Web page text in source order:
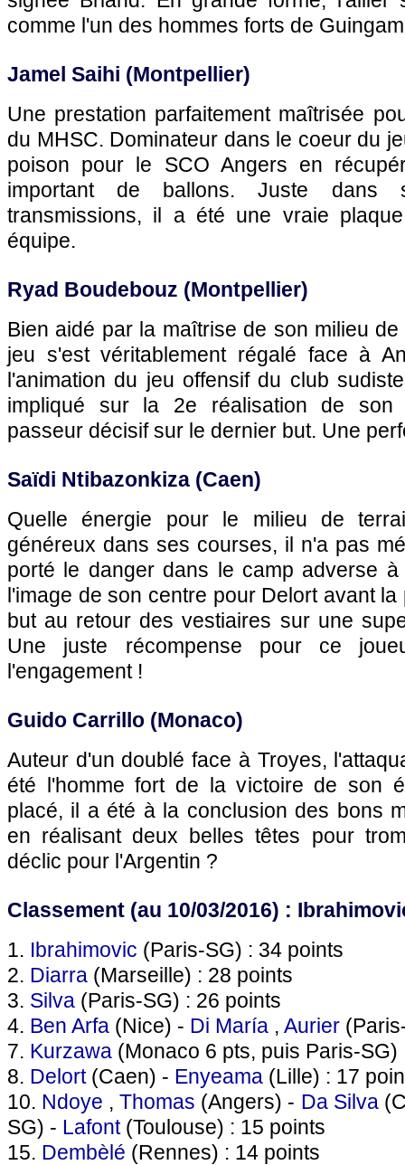
comme l'un des hommes forts de
Jamel Saihi (Montpellier)
Une prestation parfaitement maîtrisée
du MHSC. Dominateur dans le coeur du
poison pour le SCO Angers en
important de ballons. Juste
transmissions, il a été une vraie
équipe.
Ryad Boudebouz (Montpellier)
Bien aidé par la maîtrise de son milieu
jeu s'est véritablement régalé face à
l'animation du jeu offensif du club
impliqué sur la 2e réalisation de son
passeur décisif sur le dernier but. Une
Saïdi Ntibazonkiza (Caen)
Quelle énergie pour le milieu de
généreux dans ses courses, il n'a pas
porté le danger dans le camp adverse
l'image de son centre pour Delort avant
but au retour des vestiaires sur une
Une juste récompense pour ce
l'engagement !
Guido Carrillo (Monaco)
Auteur d'un doublé face à Troyes,
été l'homme fort de la victoire de son
placé, il a été à la conclusion des bons
en réalisant deux belles têtes pour
déclic pour l'Argentin ?
Classement (au 10/03/2016) :
1. Ibrahimovic (Paris-SG) : 34 points
2. Diarra (Marseille) : 28 points
3. Silva (Paris-SG) : 26 points
4. Ben Arfa (Nice) - Di María , Aurier
7. Kurzawa (Monaco 6 pts, puis Paris-SG)
8. Delort(Caen) - Enyeama (Lille) : 17
10. Ndoye ,Thomas (Angers) - Da Silva
SG) - Lafont(Toulouse) : 15 points
15. Dembèlé (Rennes) : 14 points